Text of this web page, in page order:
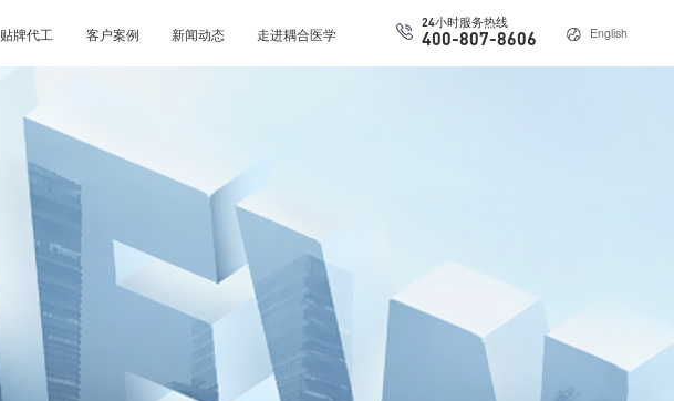
English
24小时服务热线
400-807-8606
贴牌代工 客户案例 新闻动态 走进耦合医学